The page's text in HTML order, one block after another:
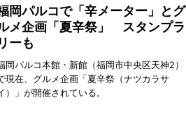
岡パルコで「辛メーター」とグ
メ企画「夏辛祭」 スタンプラ
リーも
岡パルコ本館・新館（福岡市中央区天神2）
現在、グルメ企画「夏辛祭（ナツカラサ
）」が開催されている。